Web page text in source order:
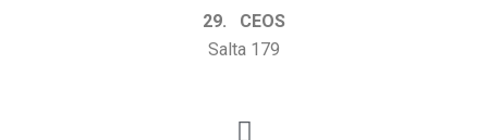
29. CEOS
Salta 179